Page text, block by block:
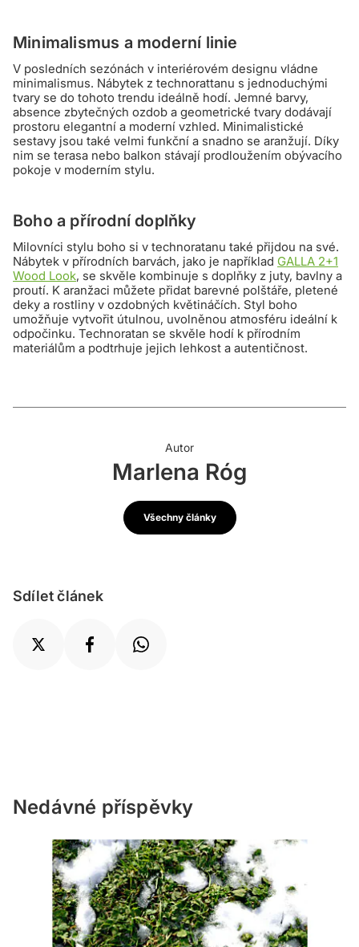
Minimalismus a moderní linie
V posledních sezónách v interiérovém designu vládne
minimalismus. Nábytek z technorattanu s jednoduchými
tvary se do tohoto trendu ideálně hodí. Jemné barvy,
absence zbytečných ozdob a geometrické tvary dodávají
prostoru elegantní a moderní vzhled. Minimalistické
sestavy jsou také velmi funkční a snadno se aranžují. Díky
nim se terasa nebo balkon stávají prodloužením obývacího
pokoje v moderním stylu.
Boho a přírodní doplňky
Milovníci stylu boho si v technoratanu také přijdou na své.
Nábytek v přírodních barvách, jako je například GALLA 2+1
Wood Look, se skvěle kombinuje s doplňky z juty, bavlny a
proutí. K aranžaci můžete přidat barevné polštáře, pletené
deky a rostliny v ozdobných květináčích. Styl boho
umožňuje vytvořit útulnou, uvolněnou atmosféru ideální k
odpočinku. Technoratan se skvěle hodí k přírodním
materiálům a podtrhuje jejich lehkost a autentičnost.
Autor
Marlena Róg
Všechny články
Sdílet článek
Nedávné příspěvky